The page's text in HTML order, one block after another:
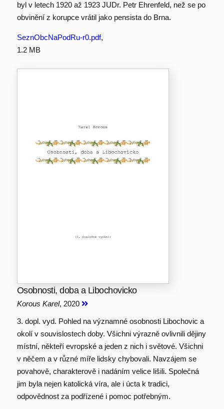
byl v letech 1920 až 1923 JUDr. Petr Ehrenfeld, než se po
obvinění z korupce vrátil jako pensista do Brna.
SeznObcNaPodRu-r0.pdf,
1.2 MB
Osobnosti, doba a Libochovicko
Korous Karel, 2020
3. dopl. vyd. Pohled na významné osobnosti Libochovic a
okolí v souvislostech doby. Všichni výrazně ovlivnili dějiny
místní, někteří evropské a jeden z nich i světové. Všichni
v něčem a v různé míře lidsky chybovali. Navzájem se
povahově, charakterově i nadáním velice lišili. Společná
jim byla nejen katolická víra, ale i úcta k tradici,
odpovědnost za podřízené i pomoc potřebným.